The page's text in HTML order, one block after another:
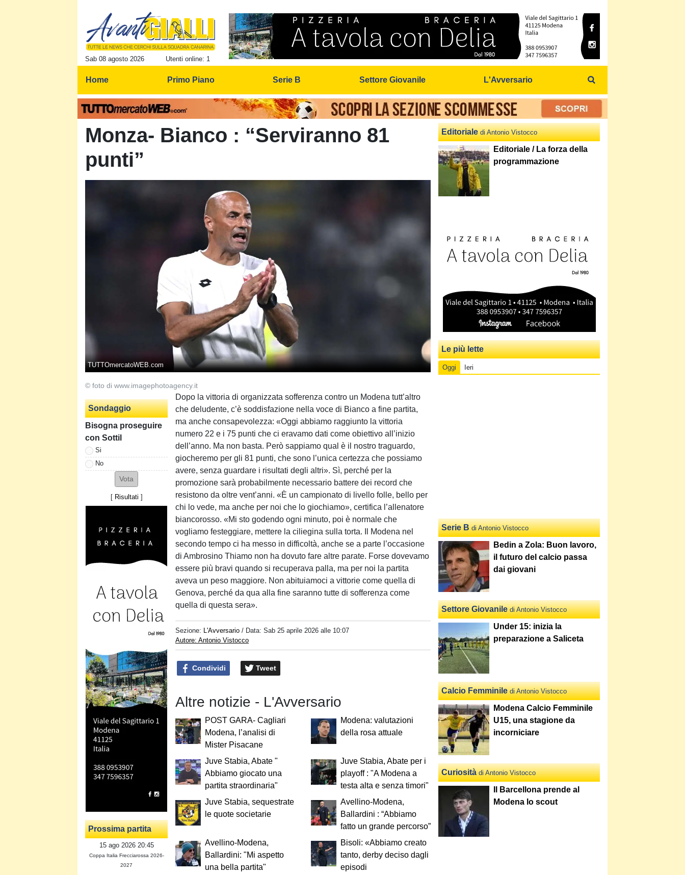
Sab 08 agosto 2026 Utenti online: 1
Home Primo Piano Serie B Settore Giovanile L'Avversario
Monza- Bianco : “Serviranno 81
punti”
TUTTOmercatoWEB.com
© foto di www.imagephotoagency.it
Sondaggio
Bisogna proseguire
con Sottil
Si
No
[ Risultati ]
Prossima partita
15 ago 2026 20:45
Coppa Italia Frecciarossa 2026-
2027
Dopo la vittoria di organizzata sofferenza contro un Modena tutt’altro
che deludente, c’è soddisfazione nella voce di Bianco a fine partita,
ma anche consapevolezza: «Oggi abbiamo raggiunto la vittoria
numero 22 e i 75 punti che ci eravamo dati come obiettivo all’inizio
dell’anno. Ma non basta. Però sappiamo qual è il nostro traguardo,
giocheremo per gli 81 punti, che sono l’unica certezza che possiamo
avere, senza guardare i risultati degli altri». Sì, perché per la
promozione sarà probabilmente necessario battere dei record che
resistono da oltre vent’anni. «È un campionato di livello folle, bello per
chi lo vede, ma anche per noi che lo giochiamo», certifica l’allenatore
biancorosso. «Mi sto godendo ogni minuto, poi è normale che
vogliamo festeggiare, mettere la ciliegina sulla torta. Il Modena nel
secondo tempo ci ha messo in difficoltà, anche se a parte l’occasione
di Ambrosino Thiamo non ha dovuto fare altre parate. Forse dovevamo
essere più bravi quando si recuperava palla, ma per noi la partita
aveva un peso maggiore. Non abituiamoci a vittorie come quella di
Genova, perché da qua alla fine saranno tutte di sofferenza come
quella di questa sera».
Sezione: L'Avversario / Data:Sab 25 aprile 2026 alle 10:07
Autore: Antonio Vistocco
Condividi Tweet
Altre notizie - L'Avversario
POST GARA- Cagliari
Modena, l’analisi di
Mister Pisacane
Modena: valutazioni
della rosa attuale
Juve Stabia, Abate "
Abbiamo giocato una
partita straordinaria"
Juve Stabia, Abate per i
playoff : "A Modena a
testa alta e senza timori"
Juve Stabia, sequestrate
le quote societarie
Avellino-Modena,
Ballardini : “Abbiamo
fatto un grande percorso”
Avellino-Modena,
Ballardini: "Mi aspetto
una bella partita"
Bisoli: «Abbiamo creato
tanto, derby deciso dagli
episodi
Editoriale di Antonio Vistocco
Editoriale / La forza della
programmazione
Le più lette
Oggi Ieri
Serie B di Antonio Vistocco
Bedin a Zola: Buon lavoro,
il futuro del calcio passa
dai giovani
Settore Giovanile di Antonio Vistocco
Under 15: inizia la
preparazione a Saliceta
Calcio Femminile di Antonio Vistocco
Modena Calcio Femminile
U15, una stagione da
incorniciare
Curiosità di Antonio Vistocco
Il Barcellona prende al
Modena lo scout